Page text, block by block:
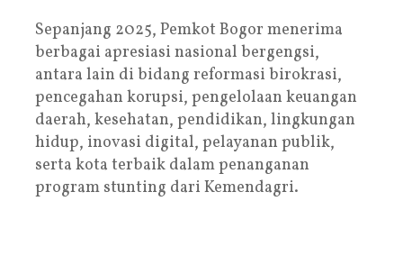
Sepanjang 2025, Pemkot Bogor menerima
berbagai apresiasi nasional bergengsi,
antara lain di bidang reformasi birokrasi,
pencegahan korupsi, pengelolaan keuangan
daerah, kesehatan, pendidikan, lingkungan
hidup, inovasi digital, pelayanan publik,
serta kota terbaik dalam penanganan
program stunting dari Kemendagri.